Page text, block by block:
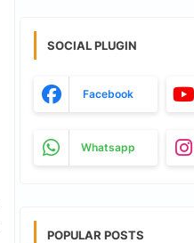
SOCIAL PLUGIN
Facebook
Whatsapp
POPULAR POSTS